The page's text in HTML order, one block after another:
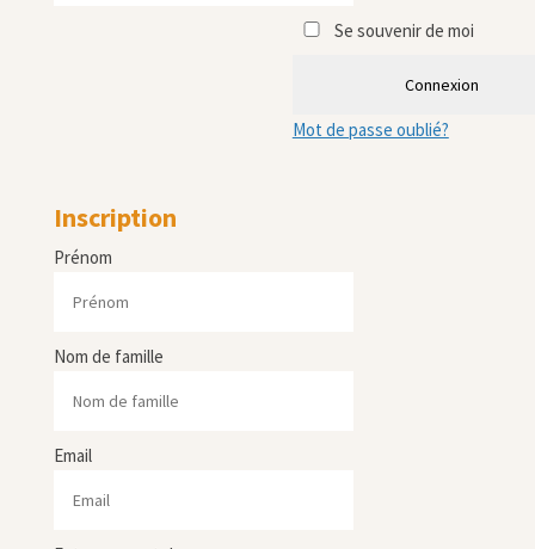
Se souvenir de moi
Connexion
Mot de passe oublié?
Inscription
Prénom
Nom de famille
Email